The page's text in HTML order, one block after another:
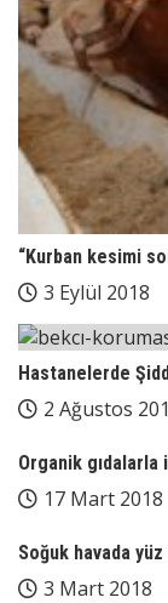
“Kurban kesimi
3 Eylül 2018
Hastanelerde
2 Ağustos
Organik
17 Mart 2018
Soğuk havada
3 Mart 2018